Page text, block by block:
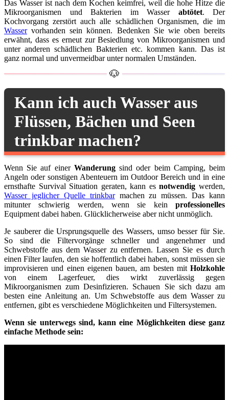
Das Wasser ist nach dem Kochen keimfrei, weil die hohe Hitze die
Mikroorganismen und Bakterien im Wasser abtötet. Der
Kochvorgang zerstört auch alle schädlichen Organismen, die im
Wasservorhanden sein können. Bedenken Sie wie oben bereits
erwähnt, dass es erneut zur Besiedlung von Mikroorganismen und
unter anderen schädlichen Bakterien etc. kommen kann. Das ist
ganz normal und unvermeidbar unter normalen Umständen.
Kann ich auch Wasser aus
Flüssen, Bächen und Seen
trinkbar machen?
Wenn Sie auf einer Wanderungsind oder beim Camping, beim
Angeln oder sonstigen Abenteuern im Outdoor Bereich und in eine
ernsthafte Survival Situation geraten, kann esnotwendig werden,
Wasser jeglicher Quelle trinkbarmachen zu müssen. Das kann
mitunter schwierig werden, wenn sie kein professionelles
Equipment dabei haben. Glücklicherweise aber nicht unmöglich.
Je sauberer die Ursprungsquelle des Wassers, umso besser für Sie.
So sind die Filtervorgänge schneller und angenehmer und
Schwebstoffe aus dem Wasser zu entfernen. Lassen Sie es durch
einen Filter laufen, den sie hoffentlich dabei haben, sonst müssen sie
improvisieren und einen eigenen bauen, am besten mit Holzkohle
von einem Lagerfeuer, dies wirkt zuverlässig gegen
Mikroorganismen zum Desinfizieren. Schauen Sie sich dazu am
besten eine Anleitung an. Um Schwebstoffe aus dem Wasser zu
entfernen, gibt es verschiedene Möglichkeiten und Filtersystemen.
Wenn sie unterwegs sind, kann eine Möglichkeiten diese ganz
einfache Methode sein: